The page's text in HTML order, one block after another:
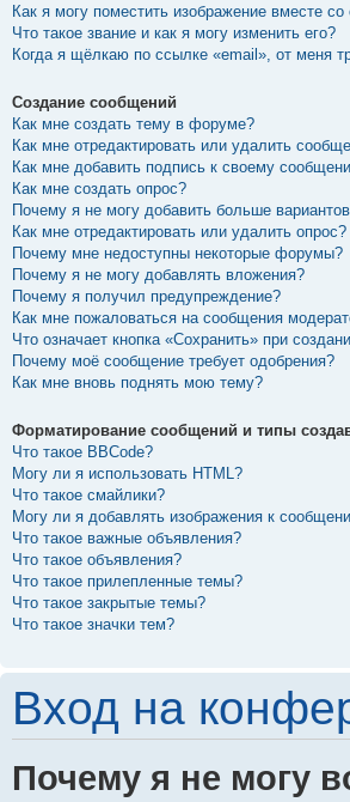
Как я могу поместить изображение вместе
Что такое звание и как я могу изменить его?
Когда я щёлкаю по ссылке «email», от меня
Создание сообщений
Как мне создать тему в форуме?
Как мне отредактировать или удалить
Как мне добавить подпись к своему
Как мне создать опрос?
Почему я не могу добавить больше
Как мне отредактировать или удалить опрос?
Почему мне недоступны некоторые форумы?
Почему я не могу добавлять вложения?
Почему я получил предупреждение?
Как мне пожаловаться на сообщения
Что означает кнопка «Сохранить» при
Почему моё сообщение требует одобрения?
Как мне вновь поднять мою тему?
Форматирование сообщений и типы
Что такое BBCode?
Могу ли я использовать HTML?
Что такое смайлики?
Могу ли я добавлять изображения к
Что такое важные объявления?
Что такое объявления?
Что такое прилепленные темы?
Что такое закрытые темы?
Что такое значки тем?
Вход на
Почему я не могу